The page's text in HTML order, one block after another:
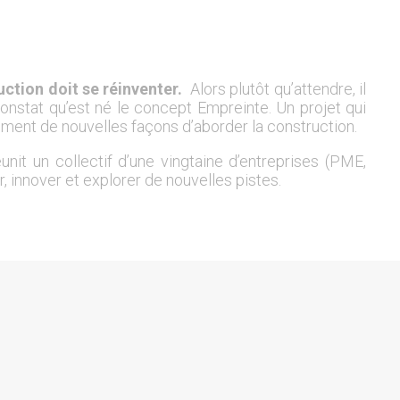
doit se réinventer. Alors plutôt qu’attendre, il
qu’est né le concept Empreinte. Un projet qui
de nouvelles façons d’aborder la construction.
un collectif d’une vingtaine d’entreprises (PME,
innover et explorer de nouvelles pistes.